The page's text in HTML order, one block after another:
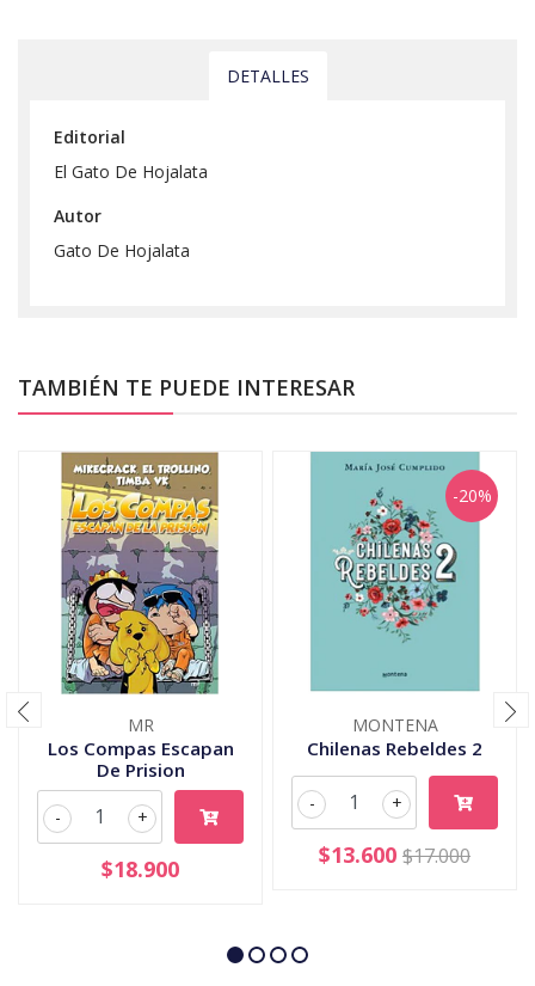
DETALLES
Editorial
El Gato De Hojalata
Autor
Gato De Hojalata
TAMBIÉN TE PUEDE INTERESAR
MR
Los Compas Escapan
De Prision
+
-
$18.900
-20%
MONTENA
Chilenas Rebeldes 2
+
-
$13.600 $17.000